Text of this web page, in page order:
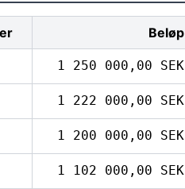
Beløp
1 250 000,00 SEK
1 222 000,00 SEK
1 200 000,00 SEK
1 102 000,00 SEK